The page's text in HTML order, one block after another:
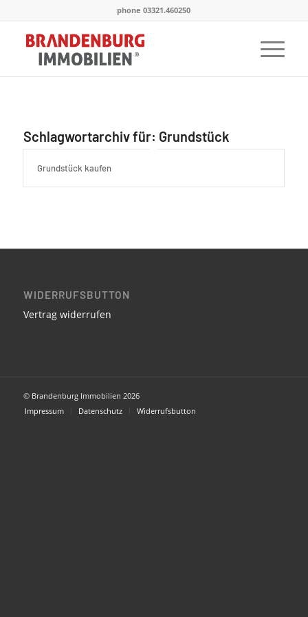
phone 03321.460250
Schlagwortarchiv für: Grundstück
Grundstück kaufen
WIDERRUFSBUTTON
Vertrag widerrufen
© Brandenburg Immobilien 2026
Impressum
Datenschutz Widerrufsbutton